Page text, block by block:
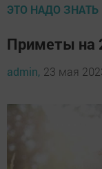
ЭТО НАДО ЗНАТЬ
Приметы на
admin, 23 мая